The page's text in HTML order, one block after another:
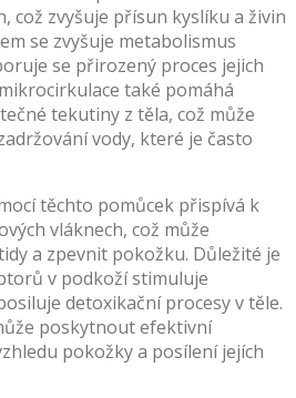
což zvyšuje přísun kyslíku a živin
se zvyšuje metabolismus
se přirozený proces jejich
také pomáhá
tekutiny z těla, což může
vody, které je často
těchto pomůcek přispívá k
vláknech, což může
a zpevnit pokožku. Důležité je
v podkoží stimuluje
detoxikační procesy v těle.
poskytnout efektivní
pokožky a posílení jejích